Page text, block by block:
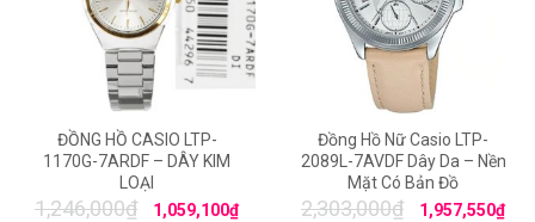
ĐỒNG HỒ CASIO LTP-
1170G-7ARDF – DÂY KIM
LOẠI
1,246,000₫ 1,059,100₫
Đồng Hồ Nữ Casio LTP-
2089L-7AVDF Dây Da – Nền
Mặt Có Bản Đồ
2,303,000₫ 1,957,550₫